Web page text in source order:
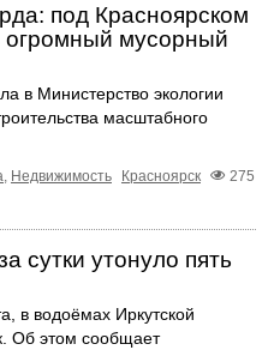
под Красноярском
огромный мусорный
в Министерство экологии
масштабного
, Недвижимость Красноярск
275
сутки утонуло пять
в водоёмах Иркутской
Об этом сообщает